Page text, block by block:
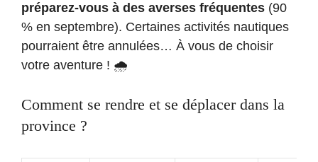
préparez-vous à des averses fréquentes (90
% en septembre). Certaines activités nautiques
pourraient être annulées… À vous de choisir
votre aventure ! 🌧️
Comment se rendre et se déplacer dans la
province ?